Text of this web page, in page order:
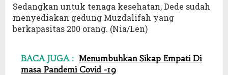
Sedangkan untuk tenaga kesehatan, Dede sudah
menyediakan gedung Muzdalifah yang
berkapasitas 200 orang. (Nia/Len)
BACA JUGA : Menumbuhkan Sikap Empati Di
masa Pandemi Covid -19